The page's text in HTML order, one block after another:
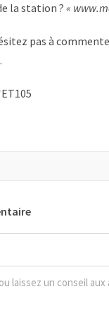
la station ? «
pas à